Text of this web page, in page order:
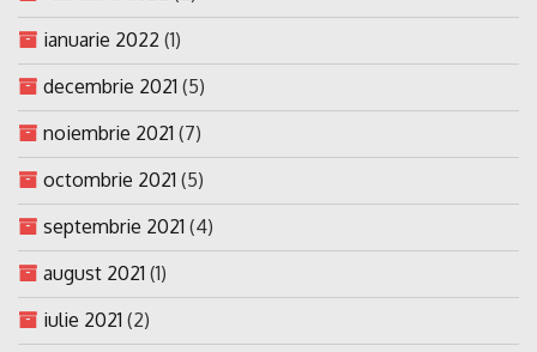
ianuarie 2022 (1)
decembrie 2021 (5)
noiembrie 2021 (7)
octombrie 2021 (5)
septembrie 2021 (4)
august 2021 (1)
iulie 2021 (2)